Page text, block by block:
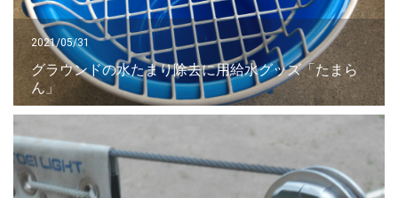
2021/05/31
グラウンドの水たまり除去に用給水グッズ「たまら
ん」